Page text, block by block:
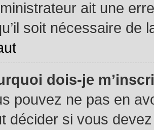
ait une
soit nécessaire de
dois-je
pouvez ne pas en
décider si vous